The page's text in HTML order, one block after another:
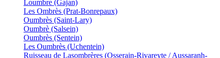
Loumbre (Gajan)
Les Ombrès (Prat-Bonrepaux)
Oumbrès (Saint-Lary)
Oumbrè (Salsein)
Oumbrès (Sentein)
Les Oumbrès (Uchentein)
Ruisseau de Lasombrères (Osserain-Rivareyte / Aussaranh-